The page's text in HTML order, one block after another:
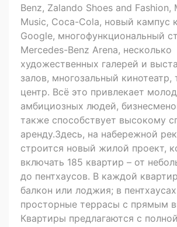
Benz, Zalando Shoes and Fashion,
Music, Coca-Cola, новый кампус
Google, многофункциональный
Mercedes-Benz Arena, несколько
художественных галерей и
залов, многозальный кинотеатр,
центр. Всё это привлекает
амбициозных людей,
также способствует высокому
аренду.Здесь, на набережной
строится новый жилой проект,
включать 185 квартир – от
до пентхаусов. В каждой
балкон или лоджия; в
просторные террасы с прямым
Квартиры предлагаются с полной